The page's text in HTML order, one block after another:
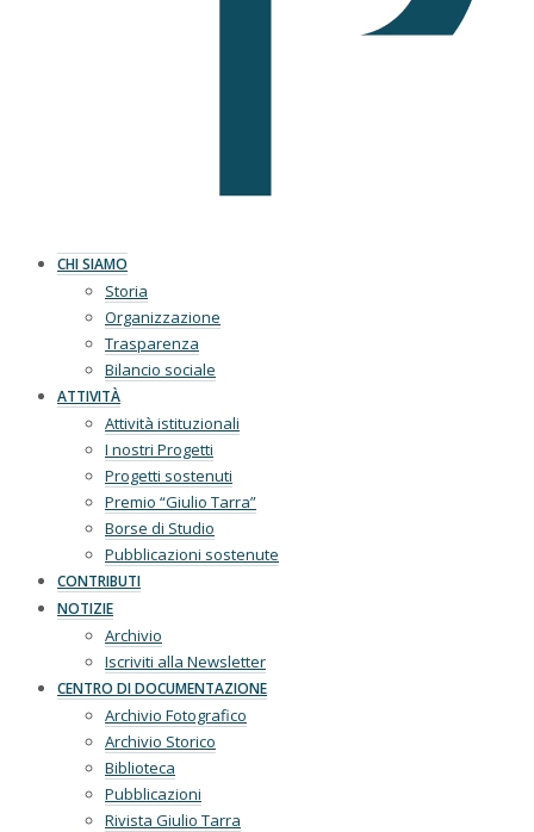
CHI SIAMO
Storia
Organizzazione
Trasparenza
Bilancio sociale
ATTIVITÀ
Attività istituzionali
I nostri Progetti
Progetti sostenuti
Premio “Giulio Tarra”
Borse di Studio
Pubblicazioni sostenute
CONTRIBUTI
NOTIZIE
Archivio
Iscriviti alla Newsletter
CENTRO DI DOCUMENTAZIONE
Archivio Fotografico
Archivio Storico
Biblioteca
Pubblicazioni
Rivista Giulio Tarra